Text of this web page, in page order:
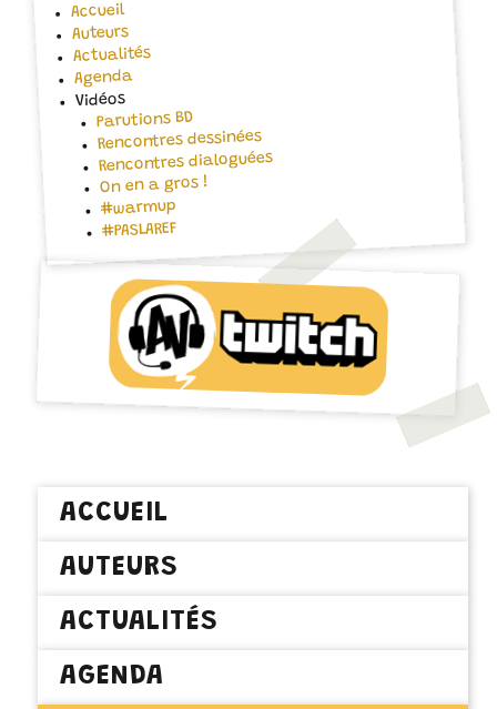
Accueil
Auteurs
Actualités
Agenda
Vidéos
Parutions BD
Rencontres dessinées
Rencontres dialoguées
On en a gros !
#warmup
#PASLAREF
ACCUEIL
AUTEURS
ACTUALITÉS
AGENDA